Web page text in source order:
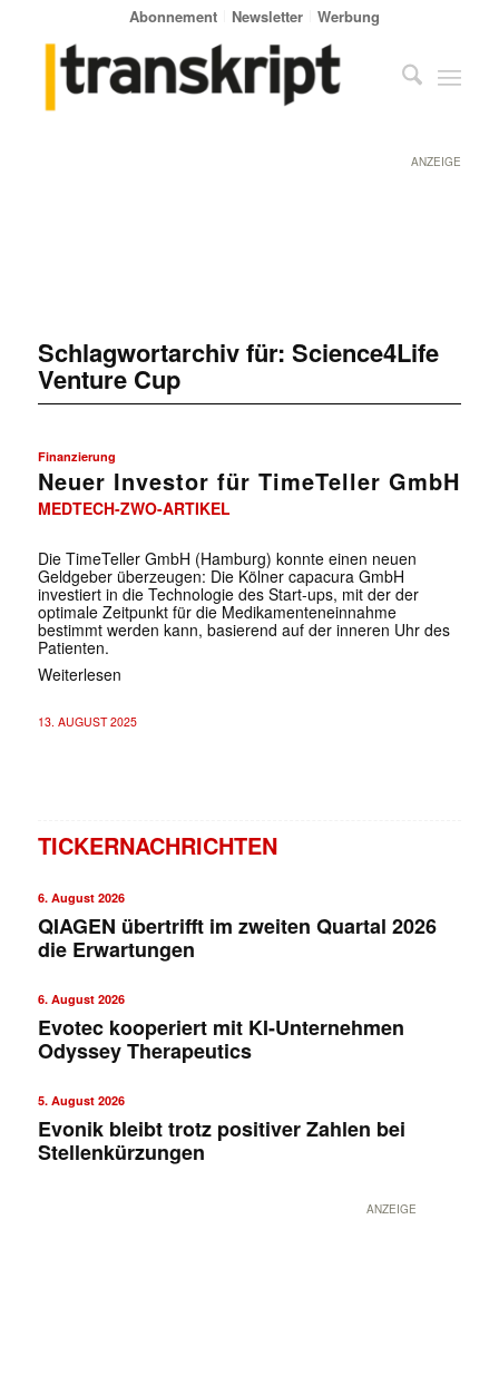
Abonnement Newsletter Werbung
ANZEIGE
Schlagwortarchiv für: Science4Life
Venture Cup
Finanzierung
Neuer Investor für TimeTeller GmbH
MEDTECH-ZWO-ARTIKEL
Die TimeTeller GmbH (Hamburg) konnte einen neuen
Geldgeber überzeugen: Die Kölner capacura GmbH
investiert in die Technologie des Start-ups, mit der der
optimale Zeitpunkt für die Medikamenteneinnahme
bestimmt werden kann, basierend auf der inneren Uhr des
Patienten.
Weiterlesen
13. AUGUST 2025
TICKERNACHRICHTEN
6. August 2026
QIAGEN übertrifft im zweiten Quartal 2026
die Erwartungen
6. August 2026
Evotec kooperiert mit KI-Unternehmen
Odyssey Therapeutics
5. August 2026
Evonik bleibt trotz positiver Zahlen bei
Stellenkürzungen
ANZEIGE